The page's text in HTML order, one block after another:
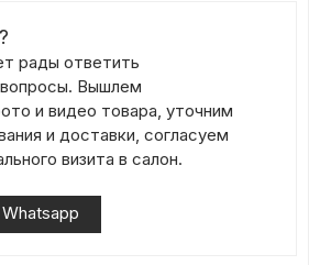
рады ответить
Вышлем
и видео товара, уточним
и доставки, согласуем
визита в салон.
Whatsapp